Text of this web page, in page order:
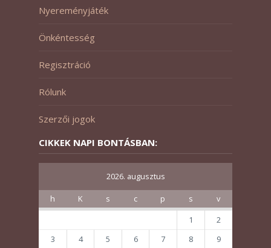
Nyereményjáték
Önkéntesség
Regisztráció
Rólunk
Szerzői jogok
CIKKEK NAPI BONTÁSBAN:
2026. augusztus
h K s c p s
v
1
2
3
4 5 6 7 8 9